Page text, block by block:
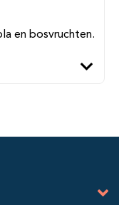
en bosvruchten.